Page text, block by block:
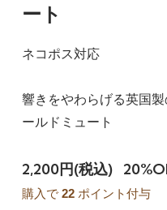
ート
ネコポス対応
響きをやわらげる英国
ールドミュート
2,200円(税込)
購入で 22ポイント付与